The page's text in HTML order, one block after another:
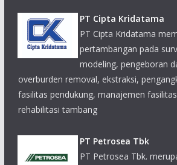
pertambangan pada
modeling, pengeboran
overburden removal, ekstraksi,
fasilitas pendukung, manajemen
rehabilitasi tambang
PT Petrosea Tbk
multi-disiplin yang
pertambangan,